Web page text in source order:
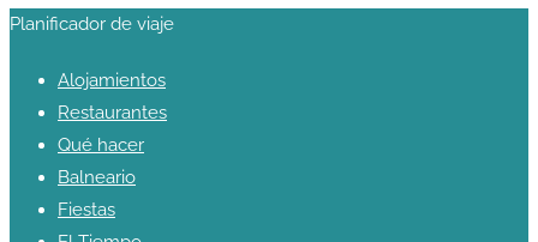
Planificador de viaje
Alojamientos
Restaurantes
Qué hacer
Balneario
Fiestas